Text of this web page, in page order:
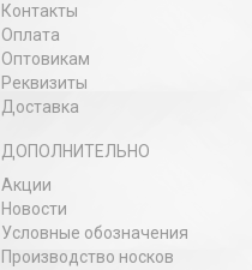
Контакты
Оплата
Оптовикам
Реквизиты
Доставка
ДОПОЛНИТЕЛЬНО
Акции
Новости
Условные обозначения
Производство носков